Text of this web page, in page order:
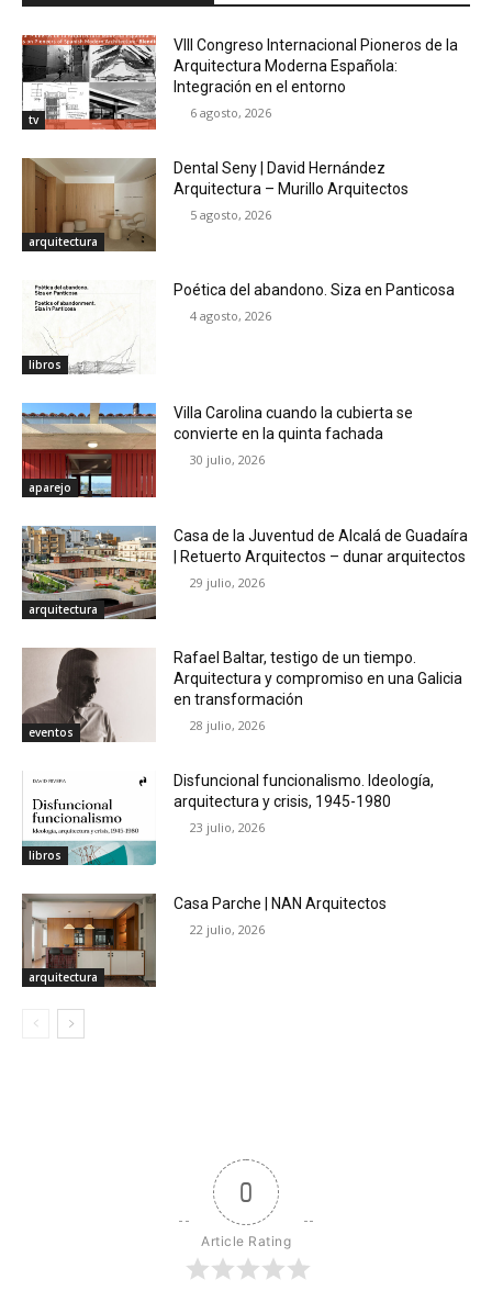
tv
VIII Congreso Internacional Pioneros de la
Arquitectura Moderna Española:
Integración en el entorno
6 agosto, 2026
arquitectura
Dental Seny | David Hernández
Arquitectura – Murillo Arquitectos
5 agosto, 2026
libros
Poética del abandono. Siza en Panticosa
4 agosto, 2026
aparejo
Villa Carolina cuando la cubierta se
convierte en la quinta fachada
30 julio, 2026
arquitectura
Casa de la Juventud de Alcalá de Guadaíra
| Retuerto Arquitectos – dunar arquitectos
29 julio, 2026
eventos
Rafael Baltar, testigo de un tiempo.
Arquitectura y compromiso en una Galicia
en transformación
28 julio, 2026
libros
Disfuncional funcionalismo. Ideología,
arquitectura y crisis, 1945-1980
23 julio, 2026
arquitectura
Casa Parche | NAN Arquitectos
22 julio, 2026
0
Article Rating